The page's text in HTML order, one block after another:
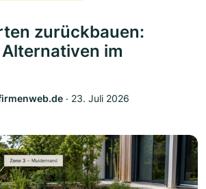
zurückbauen:
im
‧ 23. Juli 2026